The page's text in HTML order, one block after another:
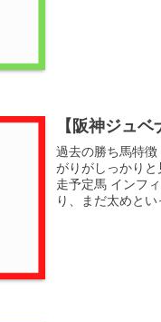
【阪神ジュ
過去の勝ち馬特
がりがしっかり
走予定馬 インフ
り、まだ太めとい